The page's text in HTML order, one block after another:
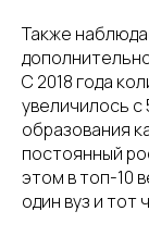
Также
С 2018 года
увеличилось с
образования
постоянный
этом в топ-10
один вуз и тот